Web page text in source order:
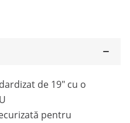
de 19" cu o
pentru